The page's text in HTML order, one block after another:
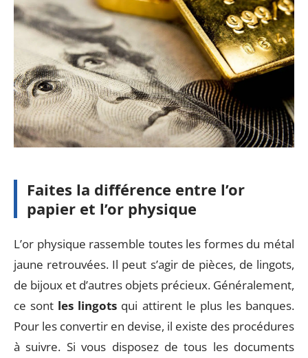
Faites la différence entre l’or
papier et l’or physique
L’or physique rassemble toutes les formes du métal
jaune retrouvées. Il peut s’agir de pièces, de lingots,
de bijoux et d’autres objets précieux. Généralement,
ce sont les lingots qui attirent le plus les banques.
Pour les convertir en devise, il existe des procédures
à suivre. Si vous disposez de tous les documents